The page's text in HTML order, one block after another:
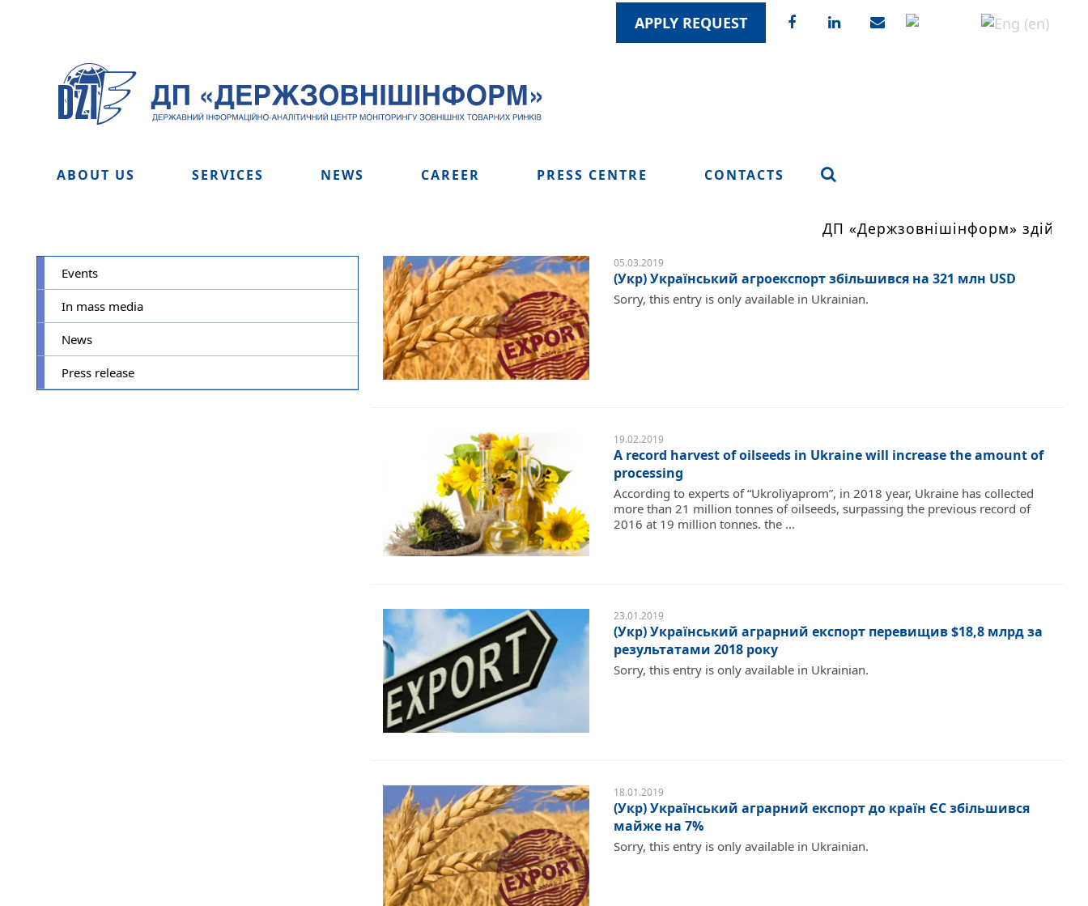
APPLY REQUEST
ABOUT US SERVICES NEWS CAREER PRESS CENTRE CONTACTS
ДП «Держзовнішінформ» здійснює
Events
In mass media
News
Press release
05.03.2019
(Укр) Український агроекспорт збільшився на 321 млн USD
Sorry, this entry is only available in Ukrainian.
19.02.2019
A record harvest of oilseeds in Ukraine will increase the amount of
processing
According to experts of “Ukroliyaprom”, in 2018 year, Ukraine has collected
more than 21 million tonnes of oilseeds, surpassing the previous record of
2016 at 19 million tonnes. the ...
23.01.2019
(Укр) Український аграрний експорт перевищив $18,8 млрд за
результатами 2018 року
Sorry, this entry is only available in Ukrainian.
18.01.2019
(Укр) Український аграрний експорт до країн ЄС збільшився
майже на 7%
Sorry, this entry is only available in Ukrainian.